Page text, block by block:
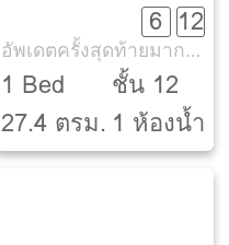
Pinklao Station]
6 12
อัพเดตครั้งสุดท้ายมากกว่า 30 วัน
1 Bed
27.4 ตรม.
ชั้น 12
1 ห้องน้ำ